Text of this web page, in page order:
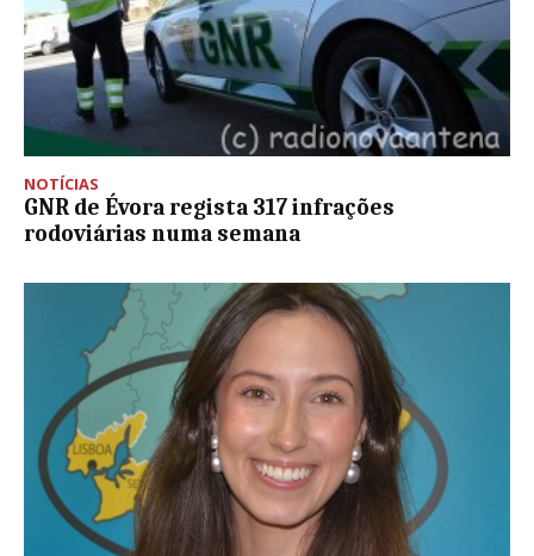
NOTÍCIAS
GNR de Évora regista 317 infrações
rodoviárias numa semana